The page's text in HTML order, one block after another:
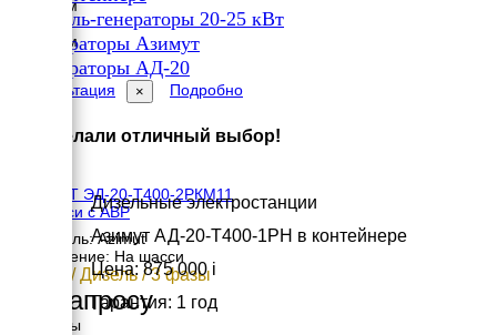
2040 мм
2250 мм
Консультация
Подробно
АЗИМУТ ЭД-20-Т400-2РКМ11
на шасси с АВР
Двигатель: Azimut
Исполнение: На шасси
20 кВт / Дизель / 3 фазы
По запросу
Размеры
Дизель-генераторы 20-25 кВт
Генераторы Азимут
Генераторы АД-20
×
Вы сделали отличный выбор!
Дизельные электростанции
Азимут АД-20-Т400-1РН в контейнере
Цена: 875 000i
Гарантия: 1 год